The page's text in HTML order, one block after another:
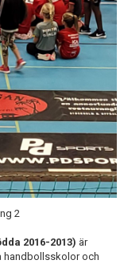
2
2016-2013) är
handbollsskolor och